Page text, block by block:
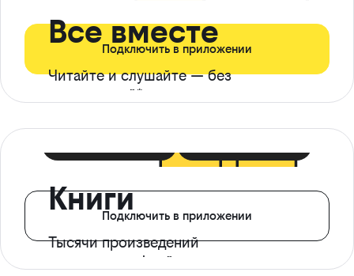
Все вместе
Читайте и слушайте — без
ограничений*
Подключить в приложении
Книги
Тысячи произведений
с доступом офлайн
Подключить в приложении